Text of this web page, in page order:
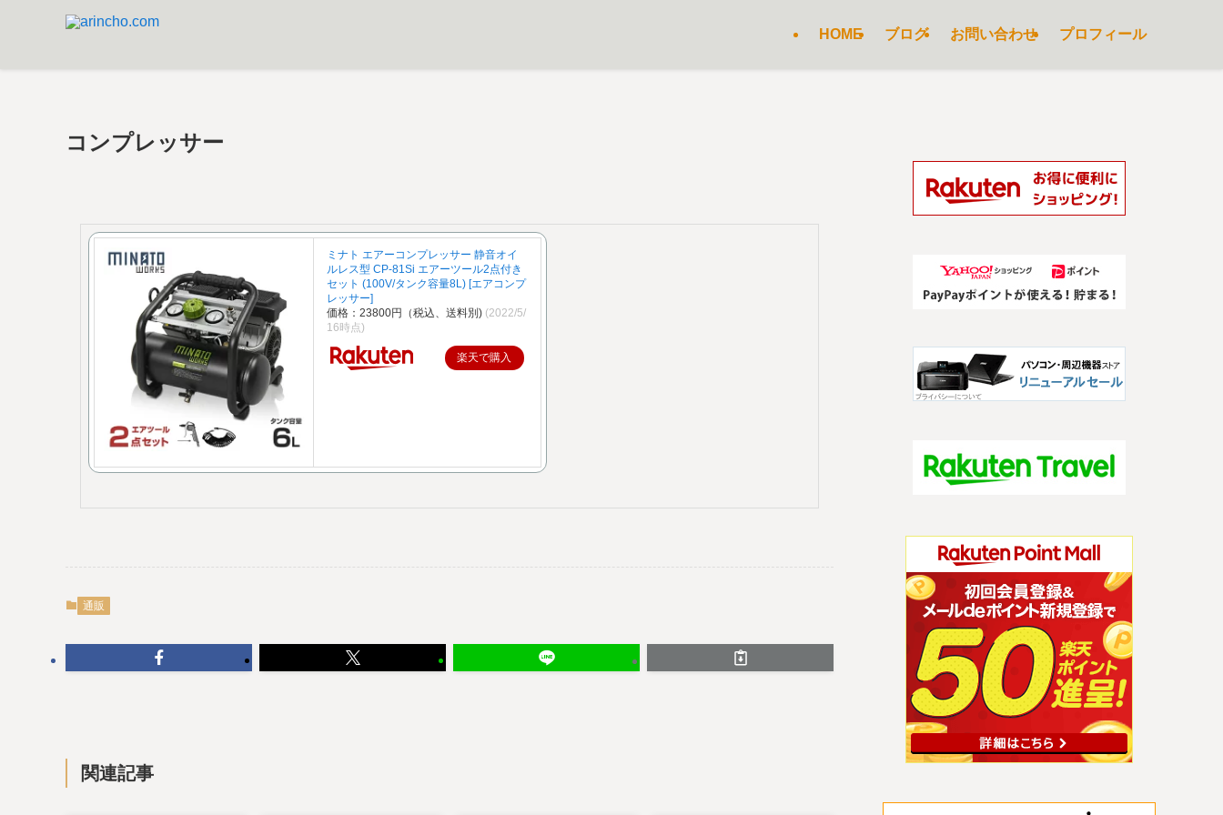
HOME ブログ お問い合わせ プロフィール
コンプレッサー
ミナト エアーコンプレッサー 静音オイ
ルレス型 CP-81Si エアーツール2点付き
セット (100V/タンク容量8L) [エアコンプ
レッサー]
価格：23800円（税込、送料別) (2022/5/
16時点)
楽天で購入
通販
関連記事